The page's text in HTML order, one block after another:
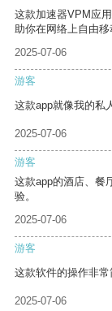
这款加速器VPM应
助你在网络上自由移
2025-07-06
游客
这款app就像我的私
2025-07-06
游客
这款app的酒店、餐
验。
2025-07-06
游客
这款软件的操作非常
2025-07-06